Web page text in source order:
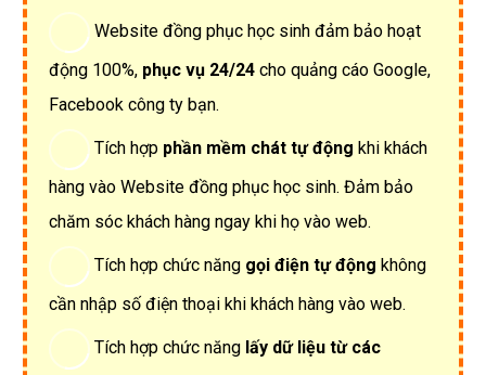
Website đồng phục học sinh đảm bảo hoạt
động 100%, phục vụ 24/24 cho quảng cáo Google,
Facebook công ty bạn.
Tích hợp phần mềm chát tự động khi khách
hàng vào Website đồng phục học sinh. Đảm bảo
chăm sóc khách hàng ngay khi họ vào web.
Tích hợp chức năng gọi điện tự động không
cần nhập số điện thoại khi khách hàng vào web.
Tích hợp chức năng lấy dữ liệu từ các